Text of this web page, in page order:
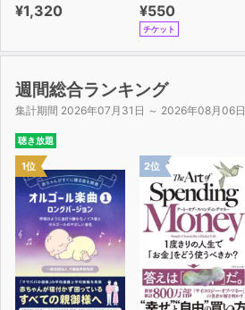
¥1,320 ¥550
チケット
週間総合ランキング
集計期間 2026年07月31日 ～ 2026年08月06日
聴き放題
1位 2位